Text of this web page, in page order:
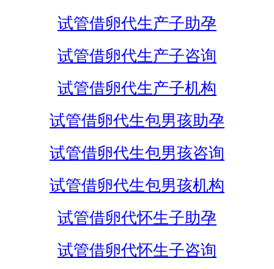
试管借卵代生产子助孕
试管借卵代生产子咨询
试管借卵代生产子机构
试管借卵代生包男孩助孕
试管借卵代生包男孩咨询
试管借卵代生包男孩机构
试管借卵代怀生子助孕
试管借卵代怀生子咨询